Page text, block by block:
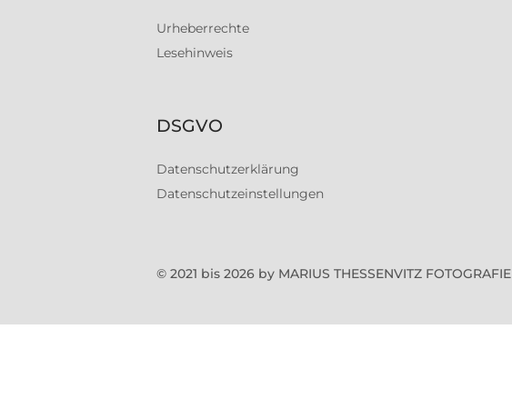
Urheberrechte
Lesehinweis
DSGVO
Datenschutzerklärung
Datenschutzeinstellungen
© 2021 bis 2026 by MARIUS THESSENVITZ FOTOGRAFIE